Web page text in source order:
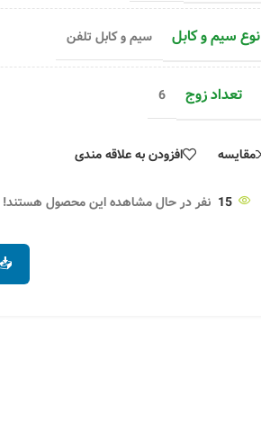
نوع سیم و کابل سیم و کابل تلفن
تعداد زوج 6
مقایسه افزودن به علاقه مندی
15 نفر در حال مشاهده این محصول هستند!